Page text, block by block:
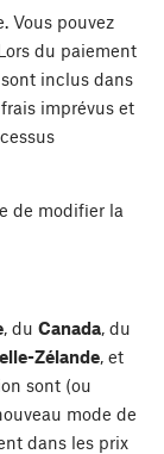
Vous pouvez
du paiement
inclus dans
imprévus et
de modifier la
, du Canada, du
Zélande, et
sont (ou
mode de
dans les prix